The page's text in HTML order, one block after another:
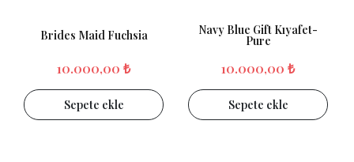
Brides Maid Fuchsia
10.000,00 ₺
Sepete ekle
Navy Blue Gift Kıyafet-
Pure
10.000,00 ₺
Sepete ekle